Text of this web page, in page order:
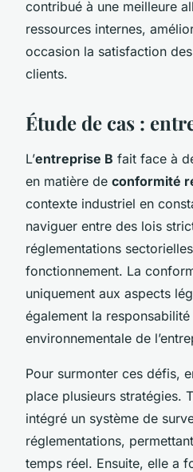
contribué à une meilleure
ressources internes,
occasion la satisfaction
clients.
Étude de cas :
L’entreprise B fait face à
en matière de conformité
contexte industriel en
naviguer entre des lois
réglementations
fonctionnement. La
uniquement aux aspects
également la
environnementale de
Pour surmonter ces défis,
place plusieurs stratégies.
intégré un système de
réglementations,
temps réel. Ensuite, elle a